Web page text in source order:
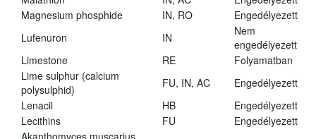
Magnesium phosphide
IN, RO
Engedélyezett
Lufenuron
IN
Nem
engedélyezett
Limestone
RE
Folyamatban
Lime sulphur (calcium
polysulphid)
FU, IN, AC
Engedélyezett
Lenacil
HB
Engedélyezett
Lecithins
FU
Engedélyezett